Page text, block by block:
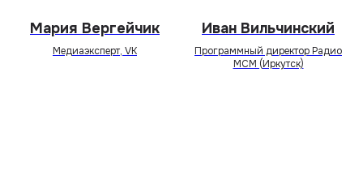
Мария Вергейчик
Медиаэксперт, VK
Иван Вильчинский
Программный директор Радио
MCM (Иркутск)